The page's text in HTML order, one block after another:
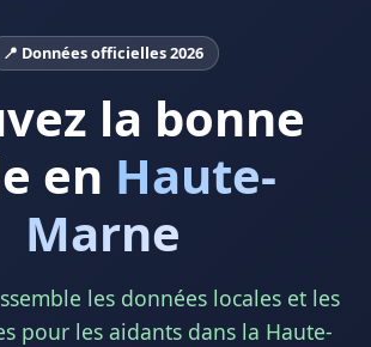
📍 Données officielles 2026
la bonne
en Haute-
Marne
les données locales et les
pour les aidants dans la Haute-